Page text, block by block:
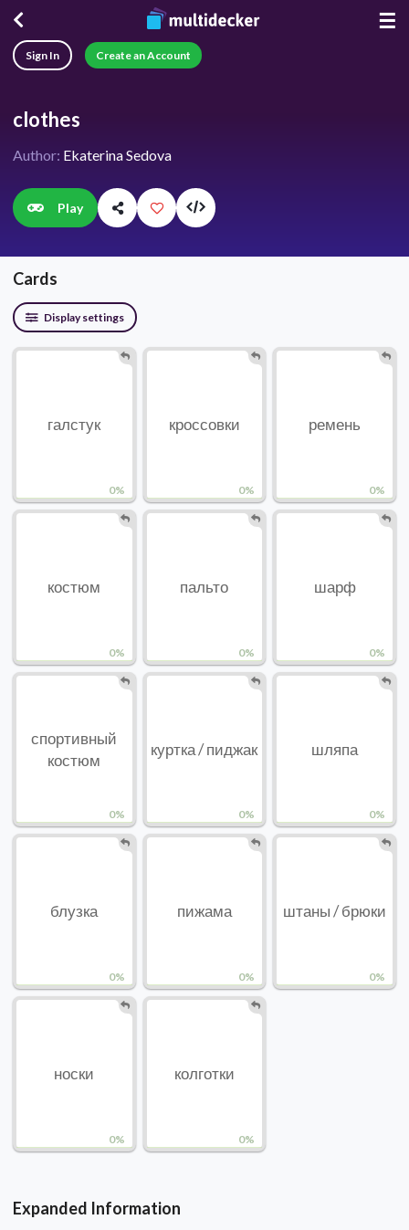
☰
Sign In Create an Account
clothes
Author: Ekaterina Sedova
Play
Cards
Display settings
0%
галстук
0%
кроссовки
0%
ремень
0%
костюм
0%
пальто
0%
шарф
0%
спортивный
костюм
0%
куртка / пиджак
0%
шляпа
0%
блузка
0%
пижама
0%
штаны / брюки
0%
носки
0%
колготки
Expanded Information